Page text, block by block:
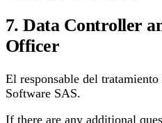
7. Data Controller
Officer
El responsable del
Software SAS.
If there are any additional